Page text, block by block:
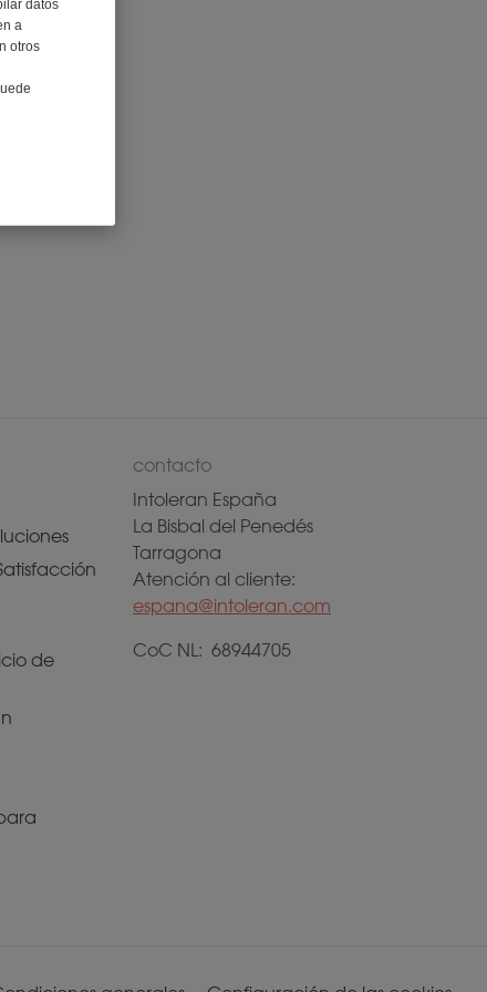
datos
a
otros
de
contacto
Intoleran España
La Bisbal del Penedés
Tarragona
Atención al cliente:
espana@intoleran.com
CoC NL: 68944705